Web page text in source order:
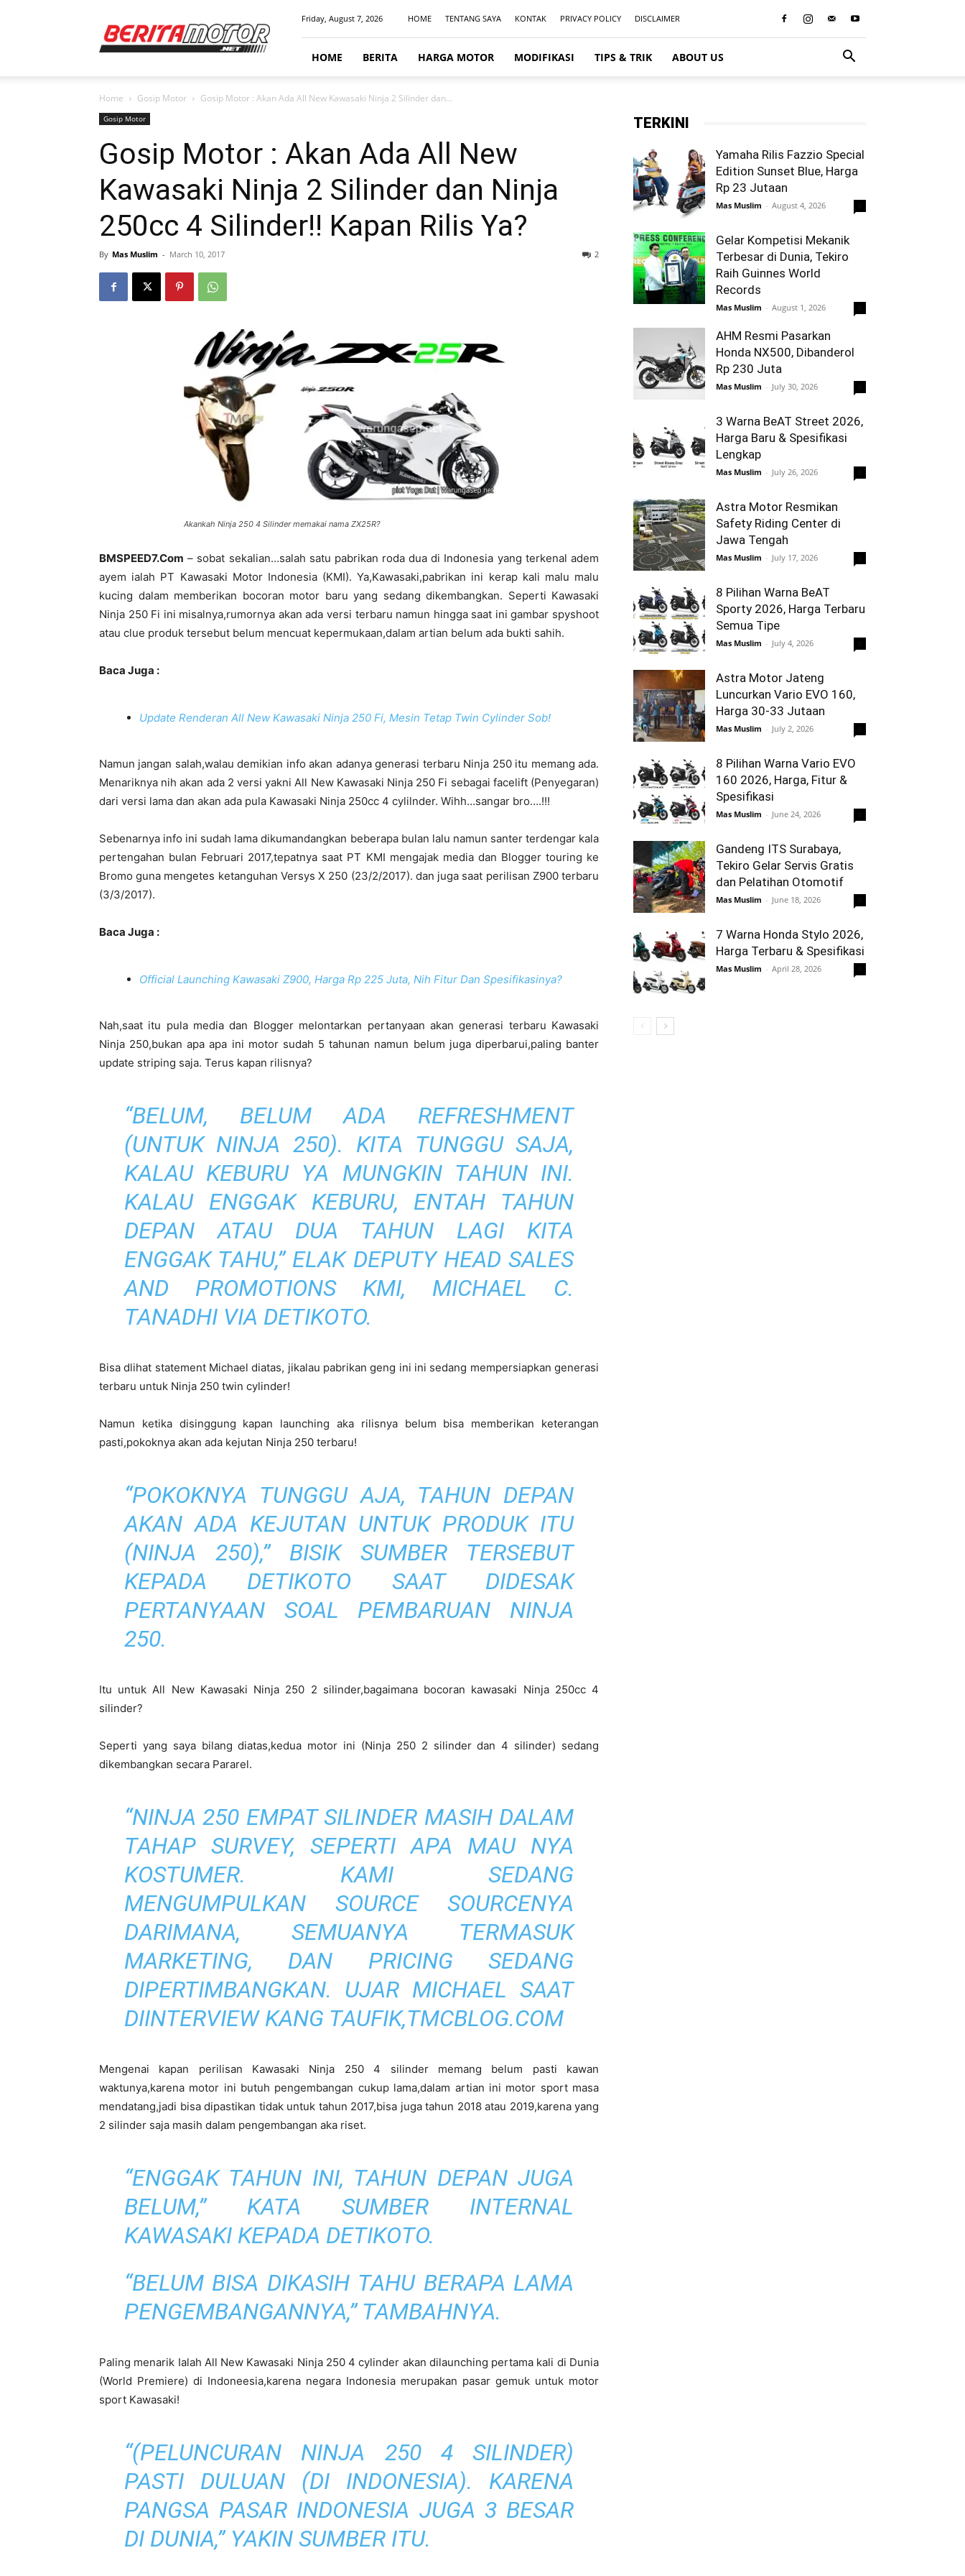
Friday, August 7, 2026 HOME TENTANG SAYA KONTAK PRIVACY POLICY DISCLAIMER
HOME BERITA HARGA MOTOR MODIFIKASI TIPS & TRIK ABOUT US
Home Gosip Motor Gosip Motor : Akan Ada All New Kawasaki Ninja 2 Silinder dan...
Gosip Motor
Gosip Motor : Akan Ada All New
Kawasaki Ninja 2 Silinder dan Ninja
250cc 4 Silinder!! Kapan Rilis Ya?
By Mas Muslim - March 10, 2017 2
Akankah Ninja 250 4 Silinder memakai nama ZX25R?
BMSPEED7.Com – sobat sekalian…salah satu pabrikan roda dua di Indonesia yang terkenal adem
ayem ialah PT Kawasaki Motor Indonesia (KMI). Ya,Kawasaki,pabrikan ini kerap kali malu malu
kucing dalam memberikan bocoran motor baru yang sedang dikembangkan. Seperti Kawasaki
Ninja 250 Fi ini misalnya,rumornya akan ada versi terbaru namun hingga saat ini gambar spyshoot
atau clue produk tersebut belum mencuat kepermukaan,dalam artian belum ada bukti sahih.
Baca Juga :
Update Renderan All New Kawasaki Ninja 250 Fi, Mesin Tetap Twin Cylinder Sob!
Namun jangan salah,walau demikian info akan adanya generasi terbaru Ninja 250 itu memang ada.
Menariknya nih akan ada 2 versi yakni All New Kawasaki Ninja 250 Fi sebagai facelift (Penyegaran)
dari versi lama dan akan ada pula Kawasaki Ninja 250cc 4 cylilnder. Wihh…sangar bro….!!!
Sebenarnya info ini sudah lama dikumandangkan beberapa bulan lalu namun santer terdengar kala
pertengahan bulan Februari 2017,tepatnya saat PT KMI mengajak media dan Blogger touring ke
Bromo guna mengetes ketanguhan Versys X 250 (23/2/2017). dan juga saat perilisan Z900 terbaru
(3/3/2017).
Baca Juga :
Official Launching Kawasaki Z900, Harga Rp 225 Juta, Nih Fitur Dan Spesifikasinya?
Nah,saat itu pula media dan Blogger melontarkan pertanyaan akan generasi terbaru Kawasaki
Ninja 250,bukan apa apa ini motor sudah 5 tahunan namun belum juga diperbarui,paling banter
update striping saja. Terus kapan rilisnya?
“BELUM, BELUM ADA REFRESHMENT
(UNTUK NINJA 250). KITA TUNGGU SAJA,
KALAU KEBURU YA MUNGKIN TAHUN INI.
KALAU ENGGAK KEBURU, ENTAH TAHUN
DEPAN ATAU DUA TAHUN LAGI KITA
ENGGAK TAHU,” ELAK DEPUTY HEAD SALES
AND PROMOTIONS KMI, MICHAEL C.
TANADHI VIA DETIKOTO.
Bisa dlihat statement Michael diatas, jikalau pabrikan geng ini ini sedang mempersiapkan generasi
terbaru untuk Ninja 250 twin cylinder!
Namun ketika disinggung kapan launching aka rilisnya belum bisa memberikan keterangan
pasti,pokoknya akan ada kejutan Ninja 250 terbaru!
“POKOKNYA TUNGGU AJA, TAHUN DEPAN
AKAN ADA KEJUTAN UNTUK PRODUK ITU
(NINJA 250),” BISIK SUMBER TERSEBUT
KEPADA DETIKOTO SAAT DIDESAK
PERTANYAAN SOAL PEMBARUAN NINJA
250.
Itu untuk All New Kawasaki Ninja 250 2 silinder,bagaimana bocoran kawasaki Ninja 250cc 4
silinder?
Seperti yang saya bilang diatas,kedua motor ini (Ninja 250 2 silinder dan 4 silinder) sedang
dikembangkan secara Pararel.
“NINJA 250 EMPAT SILINDER MASIH DALAM
TAHAP SURVEY, SEPERTI APA MAU NYA
KOSTUMER. KAMI SEDANG
MENGUMPULKAN SOURCE SOURCENYA
DARIMANA, SEMUANYA TERMASUK
MARKETING, DAN PRICING SEDANG
DIPERTIMBANGKAN. UJAR MICHAEL SAAT
DIINTERVIEW KANG TAUFIK,TMCBLOG.COM
Mengenai kapan perilisan Kawasaki Ninja 250 4 silinder memang belum pasti kawan
waktunya,karena motor ini butuh pengembangan cukup lama,dalam artian ini motor sport masa
mendatang,jadi bisa dipastikan tidak untuk tahun 2017,bisa juga tahun 2018 atau 2019,karena yang
2 silinder saja masih dalam pengembangan aka riset.
“ENGGAK TAHUN INI, TAHUN DEPAN JUGA
BELUM,” KATA SUMBER INTERNAL
KAWASAKI KEPADA DETIKOTO.
“BELUM BISA DIKASIH TAHU BERAPA LAMA
PENGEMBANGANNYA,” TAMBAHNYA.
Paling menarik Ialah All New Kawasaki Ninja 250 4 cylinder akan dilaunching pertama kali di Dunia
(World Premiere) di Indoneesia,karena negara Indonesia merupakan pasar gemuk untuk motor
sport Kawasaki!
“(PELUNCURAN NINJA 250 4 SILINDER)
PASTI DULUAN (DI INDONESIA). KARENA
PANGSA PASAR INDONESIA JUGA 3 BESAR
DI DUNIA,” YAKIN SUMBER ITU.
TERKINI
Yamaha Rilis Fazzio Special
Edition Sunset Blue, Harga
Rp 23 Jutaan
Mas Muslim - August 4, 2026
Gelar Kompetisi Mekanik
Terbesar di Dunia, Tekiro
Raih Guinnes World
Records
Mas Muslim - August 1, 2026
AHM Resmi Pasarkan
Honda NX500, Dibanderol
Rp 230 Juta
Mas Muslim - July 30, 2026
3 Warna BeAT Street 2026,
Harga Baru & Spesifikasi
Lengkap
Mas Muslim - July 26, 2026
Astra Motor Resmikan
Safety Riding Center di
Jawa Tengah
Mas Muslim - July 17, 2026
8 Pilihan Warna BeAT
Sporty 2026, Harga Terbaru
Semua Tipe
Mas Muslim - July 4, 2026
Astra Motor Jateng
Luncurkan Vario EVO 160,
Harga 30-33 Jutaan
Mas Muslim - July 2, 2026
8 Pilihan Warna Vario EVO
160 2026, Harga, Fitur &
Spesifikasi
Mas Muslim - June 24, 2026
Gandeng ITS Surabaya,
Tekiro Gelar Servis Gratis
dan Pelatihan Otomotif
Mas Muslim - June 18, 2026
7 Warna Honda Stylo 2026,
Harga Terbaru & Spesifikasi
Mas Muslim - April 28, 2026